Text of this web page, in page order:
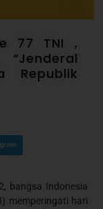
77 TNI ,
Republik
bangsa Indonesia
memperingati hari